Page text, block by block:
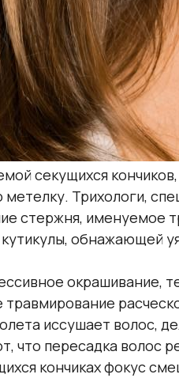
секущихся
Трихологи,
стержня, именуемое
обнажающей
окрашивание,
иссушает волос,
что пересадка волос
кончиках фокус